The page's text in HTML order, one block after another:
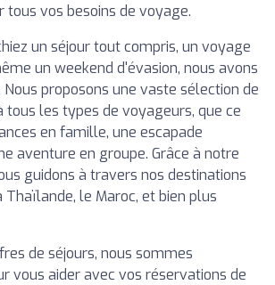
tous vos besoins de voyage.
un séjour tout compris, un voyage
un weekend d'évasion, nous avons
proposons une vaste sélection de
les types de voyageurs, que ce
en famille, une escapade
aventure en groupe. Grâce à notre
guidons à travers nos destinations
le Maroc, et bien plus
de séjours, nous sommes
vous aider avec vos réservations de